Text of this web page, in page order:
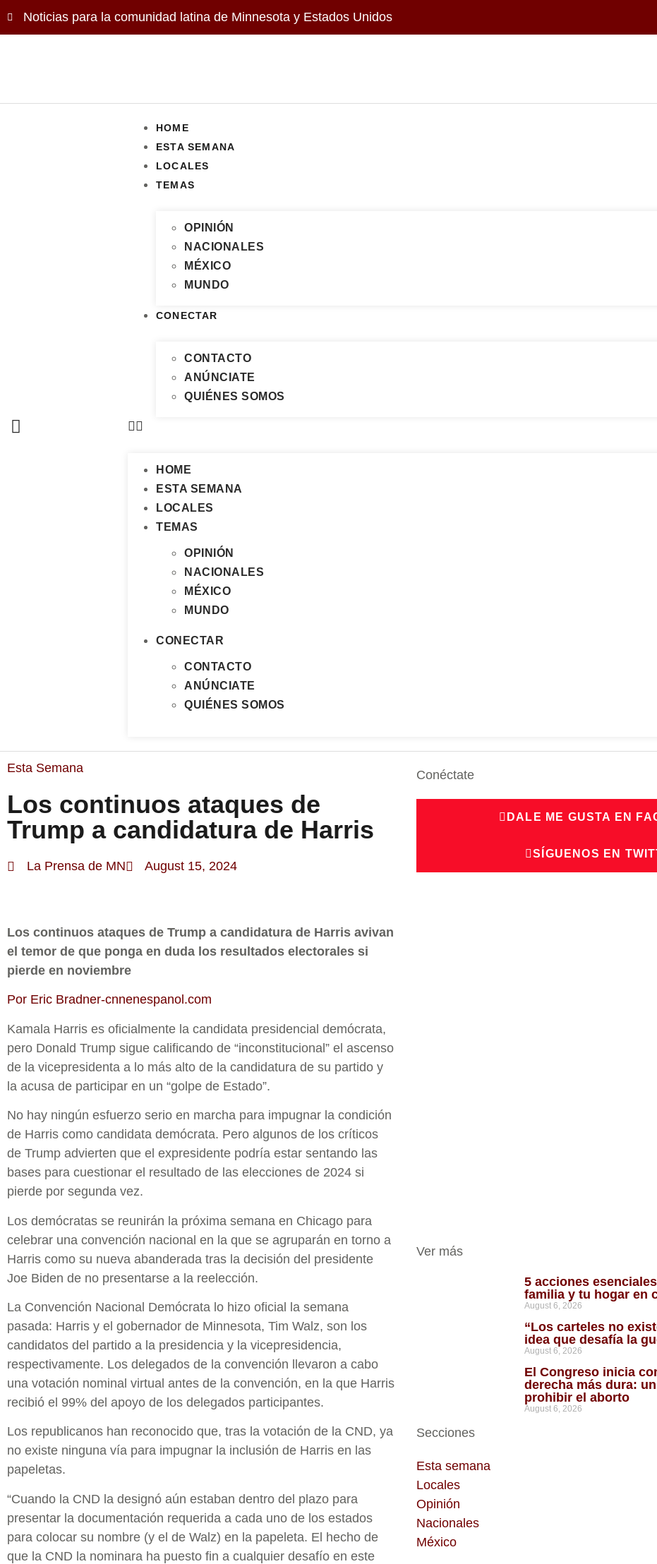
Noticias para la comunidad latina de Minnesota y Estados Unidos
HOME
ESTA SEMANA
LOCALES
TEMAS
OPINIÓN
NACIONALES
MÉXICO
MUNDO
CONECTAR
CONTACTO
ANÚNCIATE
QUIÉNES SOMOS
HOME
ESTA SEMANA
LOCALES
TEMAS
OPINIÓN
NACIONALES
MÉXICO
MUNDO
CONECTAR
CONTACTO
ANÚNCIATE
QUIÉNES SOMOS
Esta Semana
Los continuos ataques de
Trump a candidatura de Harris
La Prensa de MN August 15, 2024
Los continuos ataques de Trump a candidatura de Harris avivan
el temor de que ponga en duda los resultados electorales si
pierde en noviembre
Por Eric Bradner-cnnenespanol.com
Kamala Harris es oficialmente la candidata presidencial demócrata,
pero Donald Trump sigue calificando de “inconstitucional” el ascenso
de la vicepresidenta a lo más alto de la candidatura de su partido y
la acusa de participar en un “golpe de Estado”.
No hay ningún esfuerzo serio en marcha para impugnar la condición
de Harris como candidata demócrata. Pero algunos de los críticos
de Trump advierten que el expresidente podría estar sentando las
bases para cuestionar el resultado de las elecciones de 2024 si
pierde por segunda vez.
Los demócratas se reunirán la próxima semana en Chicago para
celebrar una convención nacional en la que se agruparán en torno a
Harris como su nueva abanderada tras la decisión del presidente
Joe Biden de no presentarse a la reelección.
La Convención Nacional Demócrata lo hizo oficial la semana
pasada: Harris y el gobernador de Minnesota, Tim Walz, son los
candidatos del partido a la presidencia y la vicepresidencia,
respectivamente. Los delegados de la convención llevaron a cabo
una votación nominal virtual antes de la convención, en la que Harris
recibió el 99% del apoyo de los delegados participantes.
Los republicanos han reconocido que, tras la votación de la CND, ya
no existe ninguna vía para impugnar la inclusión de Harris en las
papeletas.
“Cuando la CND la designó aún estaban dentro del plazo para
presentar la documentación requerida a cada uno de los estados
para colocar su nombre (y el de Walz) en la papeleta. El hecho de
que la CND la nominara ha puesto fin a cualquier desafío en este
Conéctate
DALE ME GUSTA EN
SÍGUENOS EN
Ver más
5 acciones
familia y tu hogar en
August 6, 2026
“Los carteles no
idea que desafía la
August 6, 2026
El Congreso inicia
derecha más dura:
prohibir el aborto
August 6, 2026
Secciones
Esta semana
Locales
Opinión
Nacionales
México